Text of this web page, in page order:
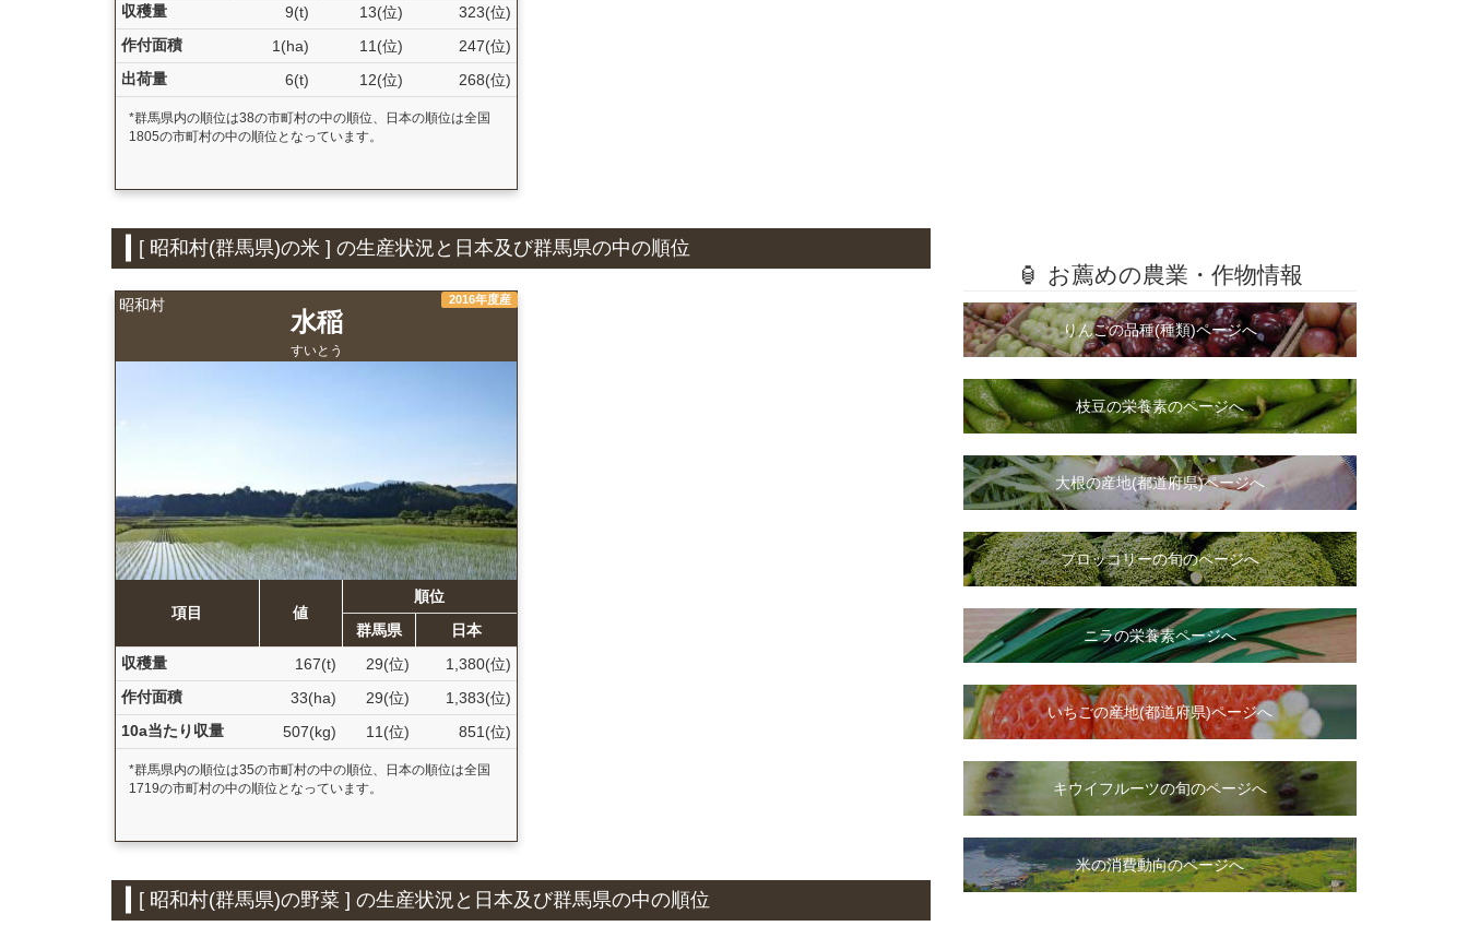
収穫量
9(t) 13(位)
323(位)
作付面積
1(ha) 11(位)
247(位)
出荷量
6(t) 12(位) 268(位)
*群馬県内の順位は38の市町村の中の順位、日本の順位は全国
1805の市町村の中の順位となっています。
[ 昭和村(群馬県)の米 ] の生産状況と日本及び群馬県の中の順位
昭和村 2016年度産
水稲
すいとう
項目 値
順位
群馬県
日本
収穫量
167(t) 29(位)
1,380(位)
作付面積
33(ha) 29(位)
1,383(位)
10a当たり収量
507(kg) 11(位) 851(位)
*群馬県内の順位は35の市町村の中の順位、日本の順位は全国
1719の市町村の中の順位となっています。
[ 昭和村(群馬県)の野菜 ] の生産状況と日本及び群馬県の中の順位
🏮 お薦めの農業・作物情報
りんごの品種(種類)ページへ
枝豆の栄養素のページへ
大根の産地(都道府県)ページへ
ブロッコリーの旬のページへ
ニラの栄養素ページへ
いちごの産地(都道府県)ページへ
キウイフルーツの旬のページへ
米の消費動向のページへ